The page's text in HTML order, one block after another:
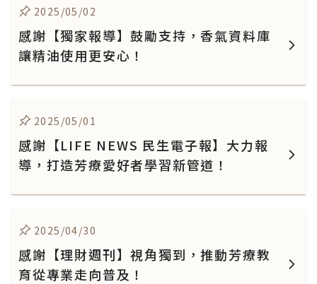
2025/05/02
感謝【獨家報導】鼓勵支持，香氣資料庫
讓精油使用更安心！
2025/05/01
感謝【LIFE NEWS 民生電子報】大力報
導，打造芳療愛好者學習新管道！
2025/04/30
感謝【理財週刊】視角獨到，推動芳療教
育從專業走向普及！